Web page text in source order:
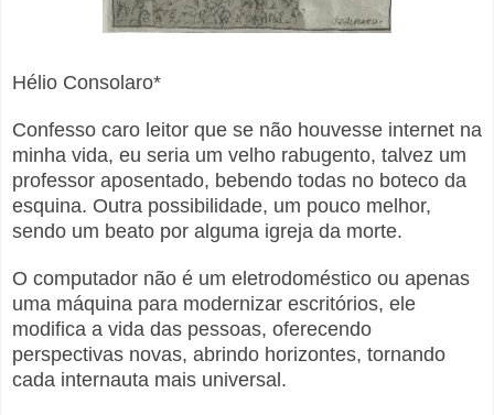
Hélio Consolaro*
Confesso caro leitor que se não houvesse internet na
minha vida, eu seria um velho rabugento, talvez um
professor aposentado, bebendo todas no boteco da
esquina. Outra possibilidade, um pouco melhor,
sendo um beato por alguma igreja da morte.
O computador não é um eletrodoméstico ou apenas
uma máquina para modernizar escritórios, ele
modifica a vida das pessoas, oferecendo
perspectivas novas, abrindo horizontes, tornando
cada internauta mais universal.